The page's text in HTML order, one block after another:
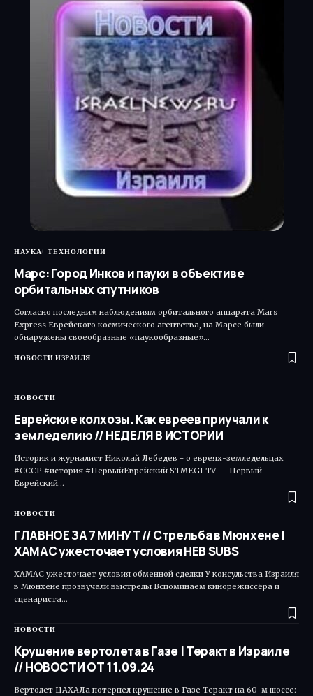
НАУКА ТЕХНОЛОГИИ
Марс: Город Инков и пауки в объективе
орбитальных спутников
Согласно последним наблюдениям орбитального аппарата Mars
Express Еврейского космического агентства, на Марсе были
обнаружены своеобразные «паукообразные»…
НОВОСТИ ИЗРАИЛЯ
НОВОСТИ
Еврейские колхозы. Как евреев приучали к
земледелию // НЕДЕЛЯ В ИСТОРИИ
Историк и журналист Николай Лебедев - о евреях-земледельцах
#СССР #история #ПервыйЕврейский STMEGI TV — Первый
Еврейский…
НОВОСТИ
ГЛАВНОЕ ЗА 7 МИНУТ // Cтрельба в Мюнхене |
ХАМАС ужесточает условия HEB SUBS
ХАМАС ужесточает условия обменной сделки У консульства Израиля
в Мюнхене прозвучали выстрелы Вспоминаем кинорежиссёра и
сценариста…
НОВОСТИ
Крушение вертолета в Газе | Теракт в Израиле
// НОВОСТИ ОТ 11.09.24
Вертолет ЦАХАЛа потерпел крушение в Газе Теракт на 60-м шоссе: